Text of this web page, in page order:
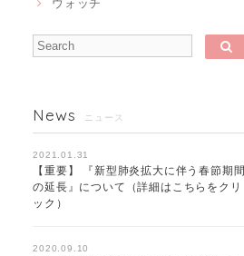
ウォッチ
News ニュース
2021.01.31
【重要】 『新型肺炎拡大に伴う春節期間
の延長』について（詳細はこちらをクリ
ック）
2020.09.10